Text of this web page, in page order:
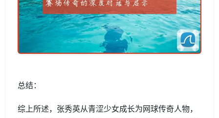
总结：
综上所述，张秀英从青涩少女成长为网球传奇人物，